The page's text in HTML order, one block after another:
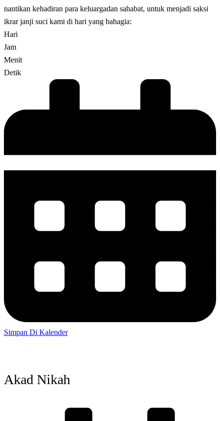
nantikan kehadiran para keluargadan sahabat, untuk menjadi saksi
ikrar janji suci kami di hari yang bahagia:
Hari
Jam
Menit
Detik
Simpan Di Kalender
Akad Nikah